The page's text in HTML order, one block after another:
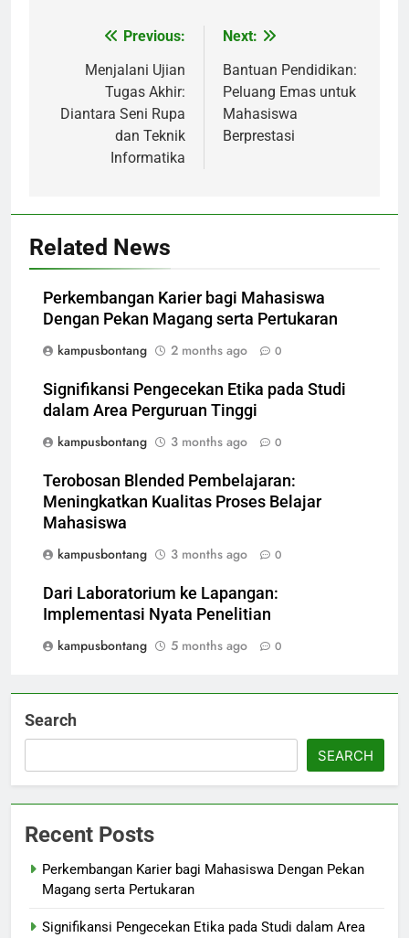
navigation
Previous:
Menjalani Ujian
Tugas Akhir:
Diantara Seni Rupa
dan Teknik
Informatika
Next:
Bantuan Pendidikan:
Peluang Emas untuk
Mahasiswa
Berprestasi
Related News
Perkembangan Karier bagi Mahasiswa
Dengan Pekan Magang serta Pertukaran
kampusbontang
2 months ago 0
Signifikansi Pengecekan Etika pada Studi
dalam Area Perguruan Tinggi
kampusbontang
3 months ago 0
Terobosan Blended Pembelajaran:
Meningkatkan Kualitas Proses Belajar
Mahasiswa
kampusbontang
3 months ago 0
Dari Laboratorium ke Lapangan:
Implementasi Nyata Penelitian
kampusbontang
5 months ago 0
Search
SEARCH
Recent Posts
Perkembangan Karier bagi Mahasiswa Dengan Pekan
Magang serta Pertukaran
Signifikansi Pengecekan Etika pada Studi dalam Area